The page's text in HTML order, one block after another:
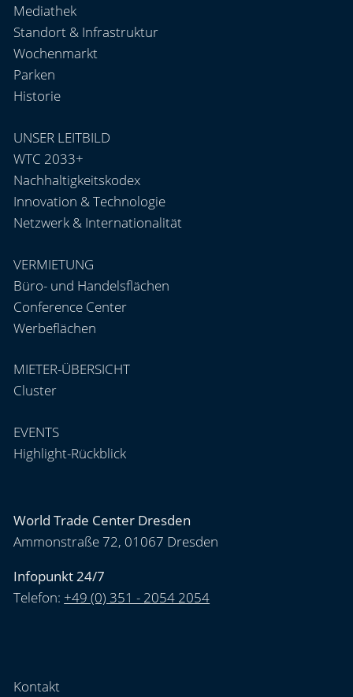
Mediathek
Standort & Infrastruktur
Wochenmarkt
Parken
Historie
UNSER LEITBILD
WTC 2033+
Nachhaltigkeitskodex
Innovation & Technologie
Netzwerk & Internationalität
VERMIETUNG
Büro- und Handelsflächen
Conference Center
Werbeflächen
MIETER-ÜBERSICHT
Cluster
EVENTS
Highlight-Rückblick
World Trade Center Dresden
Ammonstraße 72, 01067 Dresden
Infopunkt 24/7
Telefon: +49 (0) 351 - 2054 2054
Kontakt